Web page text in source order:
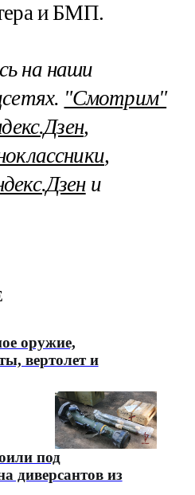
и БМП.
на наши
"Смотрим"
,
,
и
оружие,
вертолет и
под
диверсантов из